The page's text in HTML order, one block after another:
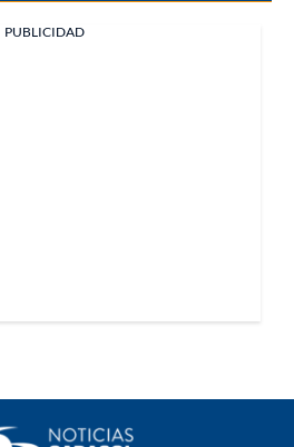
PUBLICIDAD